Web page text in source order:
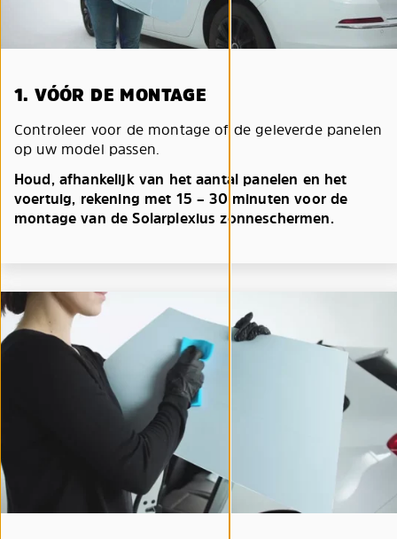
1. VÓÓR DE MONTAGE
Controleer voor de montage of de geleverde panelen
op uw model passen.
Houd, afhankelijk van het aantal panelen en het
voertuig, rekening met 15 – 30 minuten voor de
montage van de Solarplexius zonneschermen.